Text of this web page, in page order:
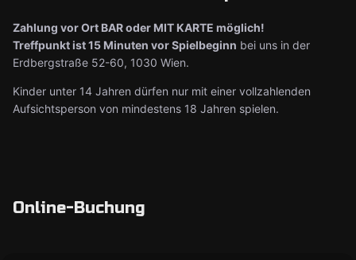
Zahlung vor Ort BAR oder MIT KARTE möglich!
Treffpunkt ist 15 Minuten vor Spielbeginn bei uns in der
Erdbergstraße 52-60, 1030 Wien.
Kinder unter 14 Jahren dürfen nur mit einer vollzahlenden
Aufsichtsperson von mindestens 18 Jahren spielen.
Online-Buchung